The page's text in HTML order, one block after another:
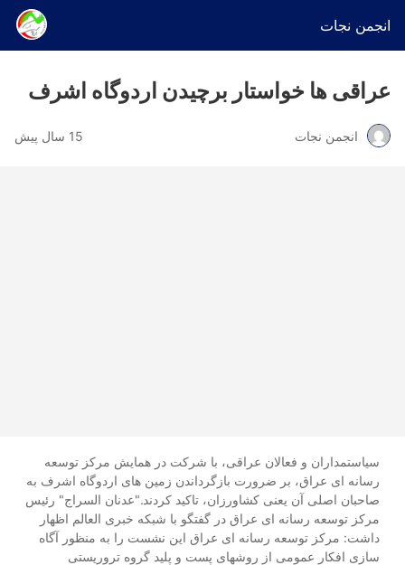
انجمن نجات
عراقی ها خواستار برچیدن اردوگاه اشرف
انجمن نجات 15 سال پیش
سیاستمداران و فعالان عراقی، با شرکت در همایش مرکز توسعه
رسانه ای عراق، بر ضرورت بازگرداندن زمین های اردوگاه اشرف به
صاحبان اصلی آن یعنی کشاورزان، تاکید کردند."عدنان السراج" رئیس
مرکز توسعه رسانه ای عراق در گفتگو با شبکه خبری العالم اظهار
داشت: مرکز توسعه رسانه ای عراق این نشست را به منظور آگاه
سازی افکار عمومی از روشهای پست و پلید گروه تروریستی